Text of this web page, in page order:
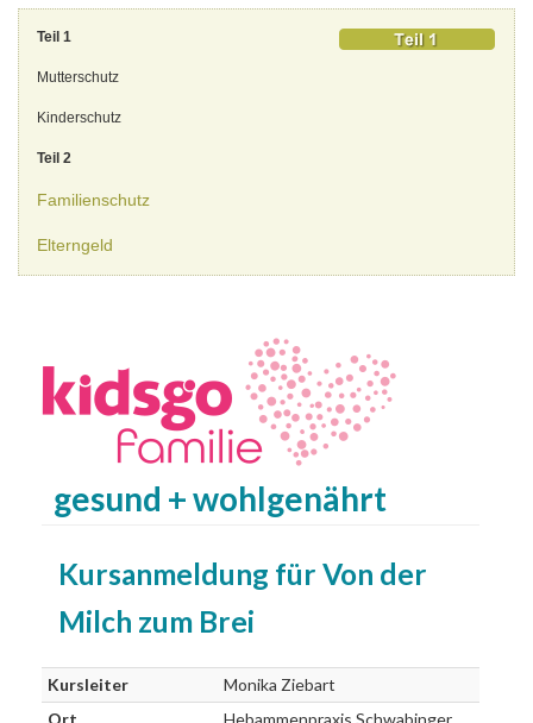
Teil 1
Mutterschutz
Kinderschutz
Teil 2
Familienschutz
Elterngeld